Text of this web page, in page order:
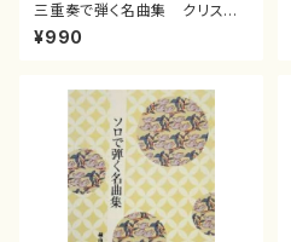
三重奏で弾く名曲集 クリスマ
スメドレー( 箏2/大平光美 編
曲/楽譜）
¥990